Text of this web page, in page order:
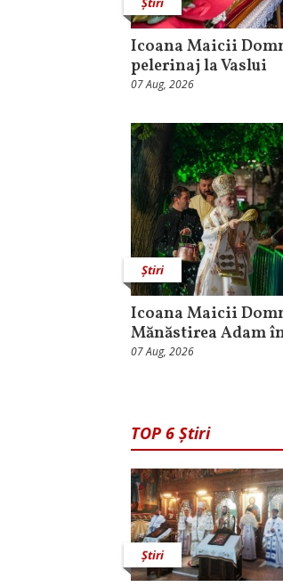
Icoana Maicii
pelerinaj la Vaslui
07 Aug, 2026
Știri
Icoana Maicii
Mănăstirea Adam
07 Aug, 2026
TOP 6 Știri
Știri